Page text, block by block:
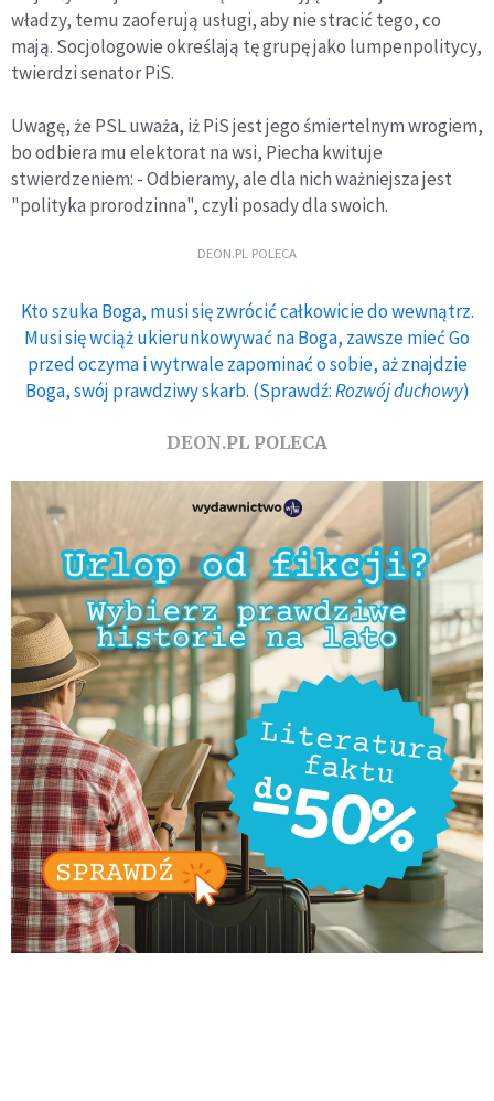
władzy, temu zaoferują usługi, aby nie stracić tego, co
mają. Socjologowie określają tę grupę jako lumpenpolitycy,
twierdzi senator PiS.
Uwagę, że PSL uważa, iż PiS jest jego śmiertelnym wrogiem,
bo odbiera mu elektorat na wsi, Piecha kwituje
stwierdzeniem: - Odbieramy, ale dla nich ważniejsza jest
"polityka prorodzinna", czyli posady dla swoich.
DEON.PL POLECA
Kto szuka Boga, musi się zwrócić całkowicie do wewnątrz.
Musi się wciąż ukierunkowywać na Boga, zawsze mieć Go
przed oczyma i wytrwale zapominać o sobie, aż znajdzie
Boga, swój prawdziwy skarb. (Sprawdź:Rozwój duchowy)
DEON.PL POLECA